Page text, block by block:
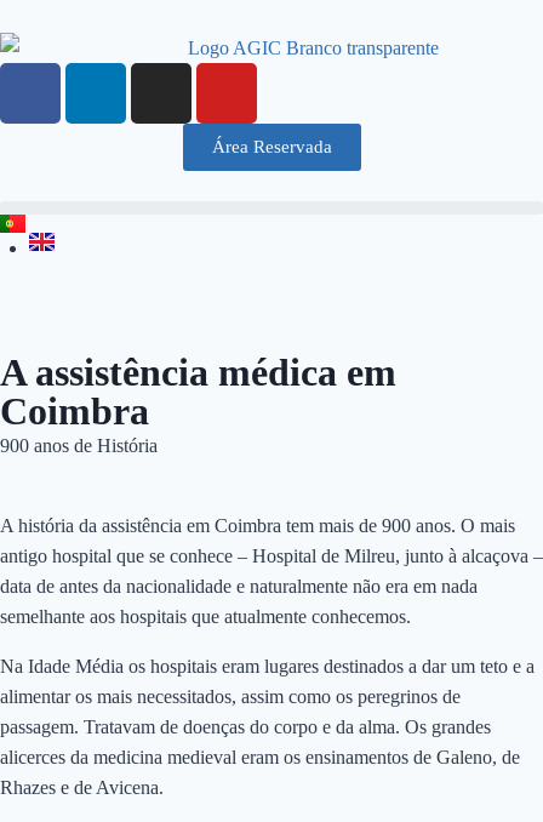
Área Reservada
A assistência médica em
Coimbra
900 anos de História
A história da assistência em Coimbra tem mais de 900 anos. O mais
antigo hospital que se conhece – Hospital de Milreu, junto à alcaçova –
data de antes da nacionalidade e naturalmente não era em nada
semelhante aos hospitais que atualmente conhecemos.
Na Idade Média os hospitais eram lugares destinados a dar um teto e a
alimentar os mais necessitados, assim como os peregrinos de
passagem. Tratavam de doenças do corpo e da alma. Os grandes
alicerces da medicina medieval eram os ensinamentos de Galeno, de
Rhazes e de Avicena.